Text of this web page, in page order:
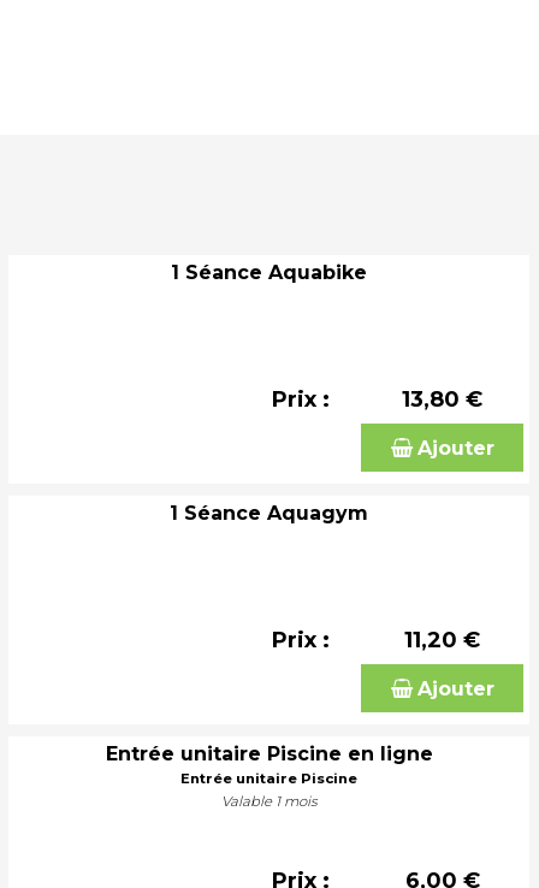
1 Séance Aquabike
Prix : 13,80 €
Ajouter
1 Séance Aquagym
Prix : 11,20 €
Ajouter
Entrée unitaire Piscine en ligne
Entrée unitaire Piscine
Valable 1 mois
Prix : 6,00 €